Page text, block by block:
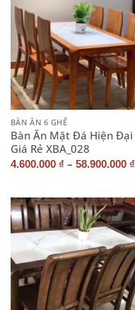
BÀN ĂN 6 GHẾ
Bàn Ăn Mặt Đá Hiện Đại
Giá Rẻ XBA_028
4.600.000 ₫ – 58.900.000 ₫